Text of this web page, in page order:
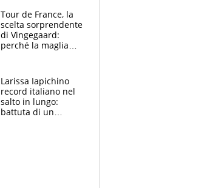
compagni
Tour de France, la
scelta sorprendente
di Vingegaard:
perché la maglia
rischio da evitare
Larissa Iapichino
record italiano nel
salto in lungo:
battuta di un